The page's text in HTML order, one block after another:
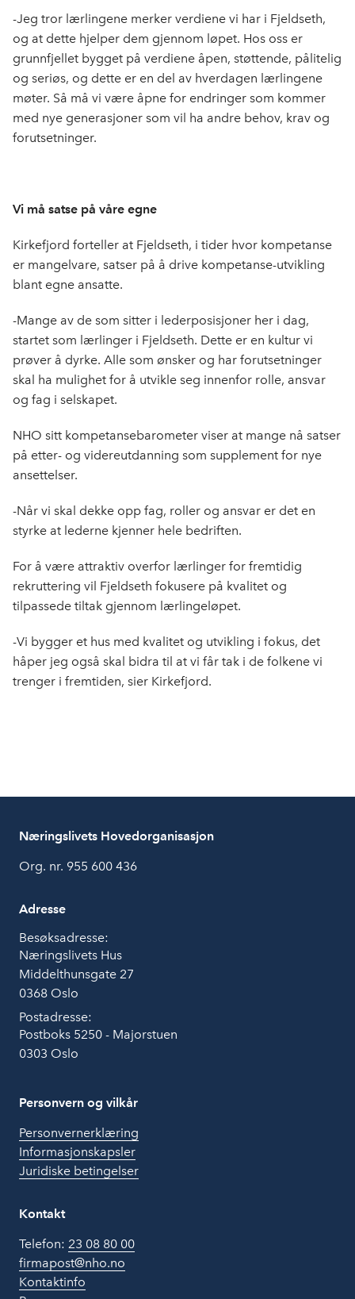
-Jeg tror lærlingene merker verdiene vi har i Fjeldseth,
og at dette hjelper dem gjennom løpet. Hos oss er
grunnfjellet bygget på verdiene åpen, støttende, pålitelig
og seriøs, og dette er en del av hverdagen lærlingene
møter. Så må vi være åpne for endringer som kommer
med nye generasjoner som vil ha andre behov, krav og
forutsetninger.
Vi må satse på våre egne
Kirkefjord forteller at Fjeldseth, i tider hvor kompetanse
er mangelvare, satser på å drive kompetanse-utvikling
blant egne ansatte.
-Mange av de som sitter i lederposisjoner her i dag,
startet som lærlinger i Fjeldseth. Dette er en kultur vi
prøver å dyrke. Alle som ønsker og har forutsetninger
skal ha mulighet for å utvikle seg innenfor rolle, ansvar
og fag i selskapet.
NHO sitt kompetansebarometer viser at mange nå satser
på etter- og videreutdanning som supplement for nye
ansettelser.
-Når vi skal dekke opp fag, roller og ansvar er det en
styrke at lederne kjenner hele bedriften.
For å være attraktiv overfor lærlinger for fremtidig
rekruttering vil Fjeldseth fokusere på kvalitet og
tilpassede tiltak gjennom lærlingeløpet.
-Vi bygger et hus med kvalitet og utvikling i fokus, det
håper jeg også skal bidra til at vi får tak i de folkene vi
trenger i fremtiden, sier Kirkefjord.
Næringslivets Hovedorganisasjon
Org. nr. 955 600 436
Adresse
Besøksadresse:
Næringslivets Hus
Middelthunsgate 27
0368 Oslo
Postadresse:
Postboks 5250 - Majorstuen
0303 Oslo
Personvern og vilkår
Personvernerklæring
Informasjonskapsler
Juridiske betingelser
Kontakt
Telefon: 23 08 80 00
firmapost@nho.no
Kontaktinfo